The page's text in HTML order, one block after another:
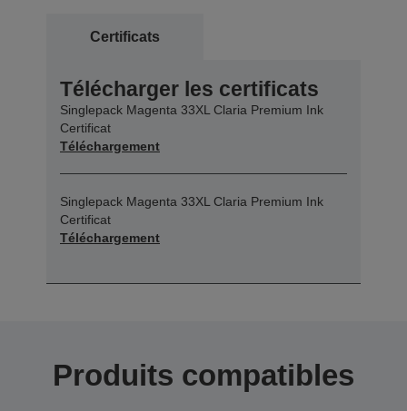
Certificats
Télécharger les certificats
Singlepack Magenta 33XL Claria Premium Ink
Certificat
Téléchargement
Singlepack Magenta 33XL Claria Premium Ink
Certificat
Téléchargement
Produits compatibles